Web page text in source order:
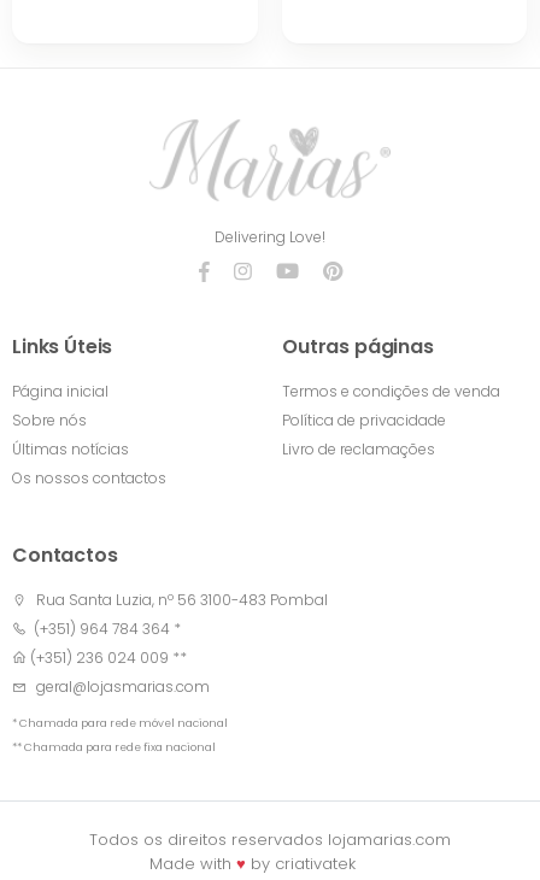
Delivering Love!
Links Úteis
Página inicial
Sobre nós
Últimas notícias
Os nossos contactos
Outras páginas
Termos e condições de venda
Política de privacidade
Livro de reclamações
Contactos
Rua Santa Luzia, nº 56 3100-483 Pombal
(+351) 964 784 364 *
(+351) 236 024 009 **
geral@lojasmarias.com
* Chamada para rede móvel nacional
** Chamada para rede fixa nacional
Todos os direitos reservados lojamarias.com
Made with ♥ by criativatek